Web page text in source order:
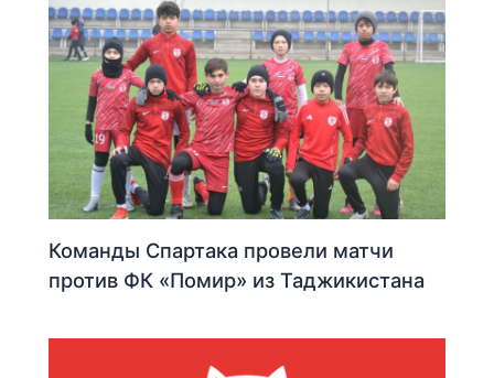
Команды Спартака провели матчи
против ФК «Помир» из Таджикистана